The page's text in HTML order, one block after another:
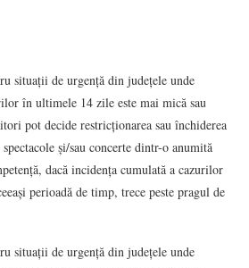
situații de urgență din județele unde
în ultimele 14 zile este mai mică sau
pot decide restricționarea sau închiderea
și/sau concerte dintr-o anumită
dacă incidența cumulată a cazurilor
perioadă de timp, trece peste pragul de
situații de urgență din județele unde